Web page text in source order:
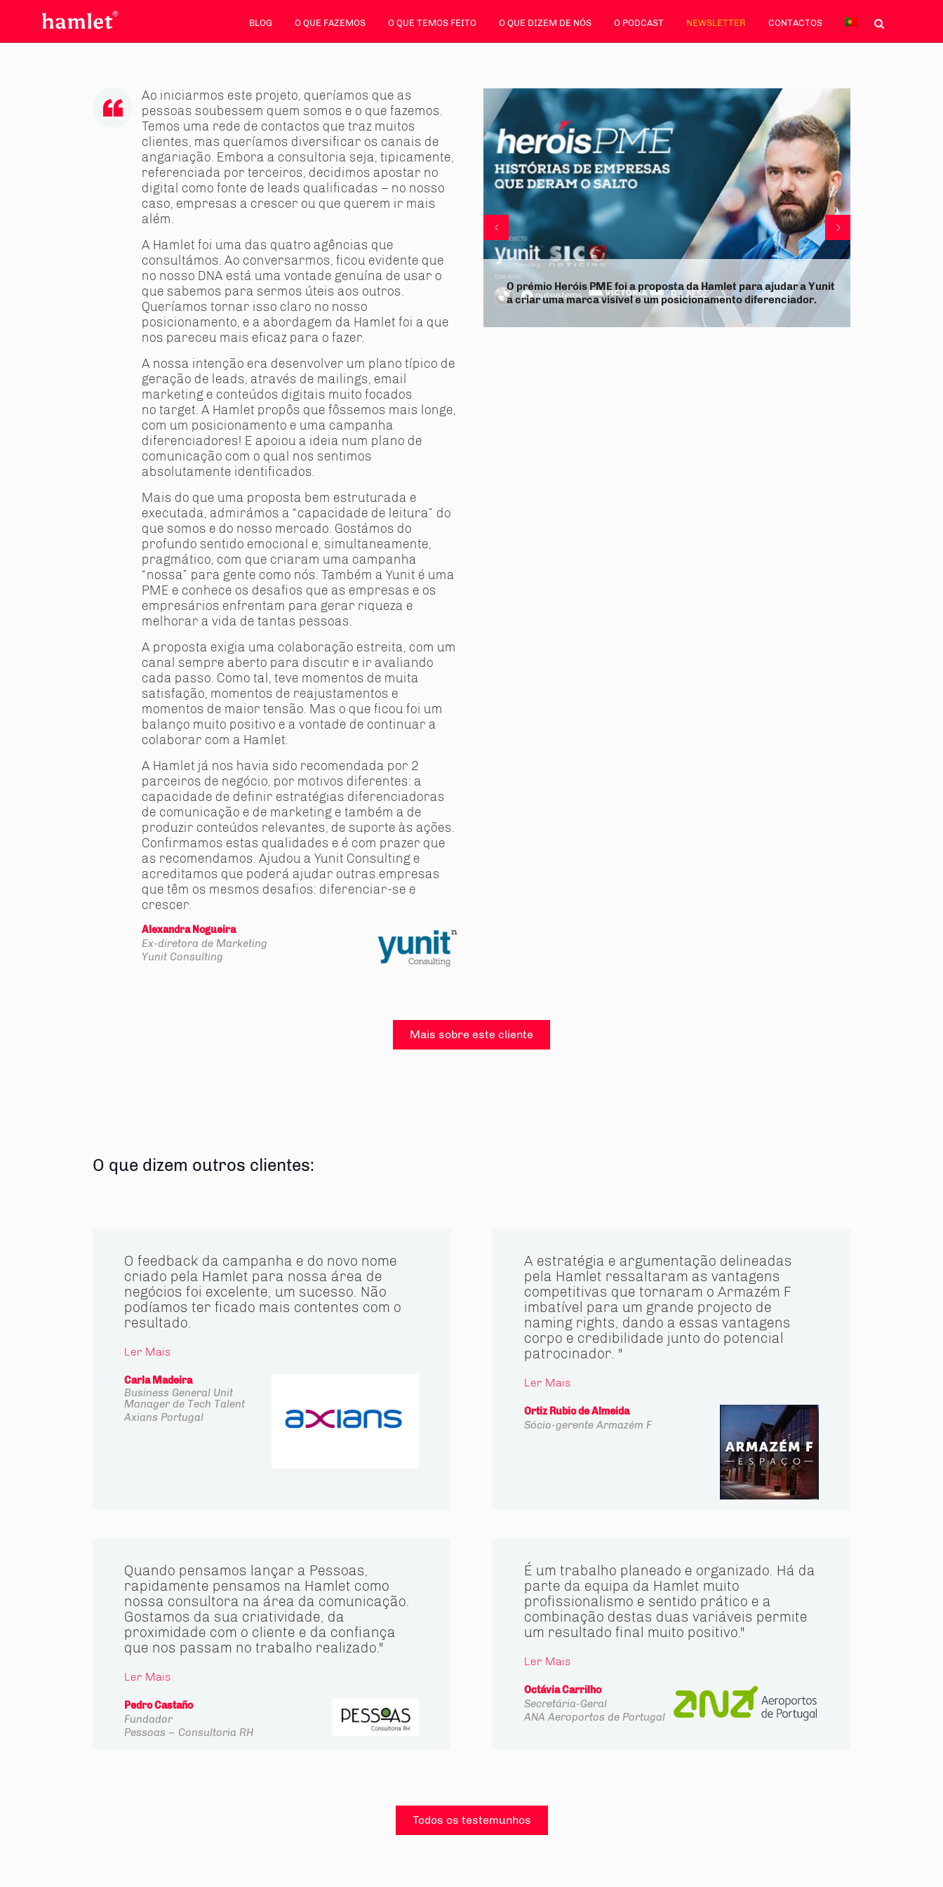
BLOG O QUE FAZEMOS O QUE TEMOS FEITO O QUE DIZEM DE NÓS O PODCAST NEWSLETTER CONTACTOS
Ao iniciarmos este projeto, queríamos que as
pessoas soubessem quem somos e o que fazemos.
Temos uma rede de contactos que traz muitos
clientes, mas queríamos diversificar os canais de
angariação. Embora a consultoria seja, tipicamente,
referenciada por terceiros, decidimos apostar no
digital como fonte de leads qualificadas – no nosso
caso, empresas a crescer ou que querem ir mais
além.
A Hamlet foi uma das quatro agências que
consultámos. Ao conversarmos, ficou evidente que
no nosso DNA está uma vontade genuína de usar o
que sabemos para sermos úteis aos outros.
Queríamos tornar isso claro no nosso
posicionamento, e a abordagem da Hamlet foi a que
nos pareceu mais eficaz para o fazer.
A nossa intenção era desenvolver um plano típico de
geração de leads, através de mailings, email
marketing e conteúdos digitais muito focados
no target. A Hamlet propôs que fôssemos mais longe,
com um posicionamento e uma campanha
diferenciadores! E apoiou a ideia num plano de
comunicação com o qual nos sentimos
absolutamente identificados.
Mais do que uma proposta bem estruturada e
executada, admirámos a “capacidade de leitura” do
que somos e do nosso mercado. Gostámos do
profundo sentido emocional e, simultaneamente,
pragmático, com que criaram uma campanha
“nossa” para gente como nós. Também a Yunit é uma
PME e conhece os desafios que as empresas e os
empresários enfrentam para gerar riqueza e
melhorar a vida de tantas pessoas.
A proposta exigia uma colaboração estreita, com um
canal sempre aberto para discutir e ir avaliando
cada passo. Como tal, teve momentos de muita
satisfação, momentos de reajustamentos e
momentos de maior tensão. Mas o que ficou foi um
balanço muito positivo e a vontade de continuar a
colaborar com a Hamlet.
A Hamlet já nos havia sido recomendada por 2
parceiros de negócio, por motivos diferentes: a
capacidade de definir estratégias diferenciadoras
de comunicação e de marketing e também a de
produzir conteúdos relevantes, de suporte às ações.
Confirmamos estas qualidades e é com prazer que
as recomendamos. Ajudou a Yunit Consulting e
acreditamos que poderá ajudar outras empresas
que têm os mesmos desafios: diferenciar-se e
crescer.
Alexandra Nogueira
Ex-diretora de Marketing
Yunit Consulting
Das várias plataformas usadas para comunicar o prémio, o
Facebook foi a mais eficaz. Sendo inclusive a principal fonte de
tráfego para o site heroispme.pt.
O prémio Heróis PME foi a proposta da Hamlet para ajudar a Yunit
a criar uma marca visível e um posicionamento diferenciador.
Mais sobre este cliente
O que dizem outros clientes:
O feedback da campanha e do novo nome
criado pela Hamlet para nossa área de
negócios foi excelente, um sucesso. Não
podíamos ter ficado mais contentes com o
resultado.
Ler Mais
Carla Madeira
Business General Unit
Manager de Tech Talent
Axians Portugal
A estratégia e argumentação delineadas
pela Hamlet ressaltaram as vantagens
competitivas que tornaram o Armazém F
imbatível para um grande projecto de
naming rights, dando a essas vantagens
corpo e credibilidade junto do potencial
patrocinador. "
Ler Mais
Ortiz Rubio de Almeida
Sócio-gerente Armazém F
Quando pensamos lançar a Pessoas,
rapidamente pensamos na Hamlet como
nossa consultora na área da comunicação.
Gostamos da sua criatividade, da
proximidade com o cliente e da confiança
que nos passam no trabalho realizado."
Ler Mais
Pedro Castaño
Fundador
Pessoas – Consultoria RH
É um trabalho planeado e organizado. Há da
parte da equipa da Hamlet muito
profissionalismo e sentido prático e a
combinação destas duas variáveis permite
um resultado final muito positivo."
Ler Mais
Octávia Carrilho
Secretária-Geral
ANA Aeroportos de Portugal
Todos os testemunhos